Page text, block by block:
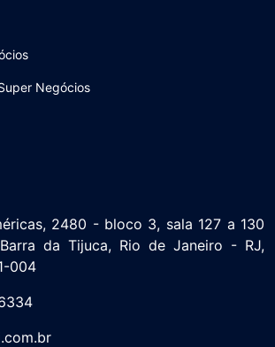
Negócios
2480 - bloco 3, sala 127 a 130
da Tijuca, Rio de Janeiro - RJ,
004